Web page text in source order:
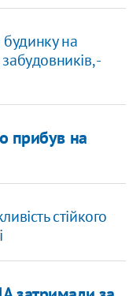
на
-
прибув на
стійкого